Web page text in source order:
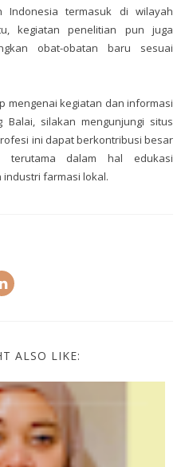
termasuk di wilayah
kegiatan penelitian pun juga
obat-obatan baru sesuai
mengenai kegiatan dan informasi
Balai, silakan mengunjungi situs
ini dapat berkontribusi besar
terutama dalam hal edukasi
farmasi lokal.
ALSO LIKE: